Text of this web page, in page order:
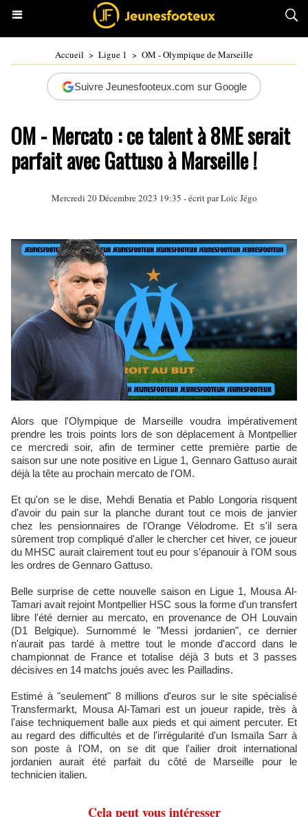
Accueil > Ligue 1 > OM - Olympique de Marseille
Suivre Jeunesfooteux.com sur Google
OM - Mercato : ce talent à 8ME serait
parfait avec Gattuso à Marseille !
Mercredi 20 Décembre 2023 19:35 - écrit parLoïc Jégo
Alors que l'Olympique de Marseille voudra impérativement
prendre les trois points lors de son déplacement à Montpellier
ce mercredi soir, afin de terminer cette première partie de
saison sur une note positive en Ligue 1, Gennaro Gattuso aurait
déjà la tête au prochain mercato de l'OM.
Et qu'on se le dise, Mehdi Benatia et Pablo Longoria risquent
d'avoir du pain sur la planche durant tout ce mois de janvier
chez les pensionnaires de l'Orange Vélodrome. Et s'il sera
sûrement trop compliqué d'aller le chercher cet hiver, ce joueur
du MHSC aurait clairement tout eu pour s'épanouir à l'OM sous
les ordres de Gennaro Gattuso.
Belle surprise de cette nouvelle saison en Ligue 1, Mousa Al-
Tamari avait rejoint Montpellier HSC sous la forme d'un transfert
libre l'été dernier au mercato, en provenance de OH Louvain
(D1 Belgique). Surnommé le "Messi jordanien", ce dernier
n'aurait pas tardé à mettre tout le monde d'accord dans le
championnat de France et totalise déjà 3 buts et 3 passes
décisives en 14 matchs joués avec les Pailladins.
Estimé à "seulement" 8 millions d'euros sur le site spécialisé
Transfermarkt, Mousa Al-Tamari est un joueur rapide, très à
l'aise techniquement balle aux pieds et qui aiment percuter. Et
au regard des difficultés et de l'irrégularité d'un Ismaïla Sarr à
son poste à l'OM, on se dit que l'ailier droit international
jordanien aurait été parfait du côté de Marseille pour le
technicien italien.
Cela peut vous intéresser